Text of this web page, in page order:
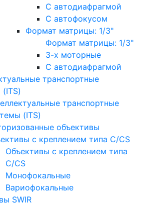
С автодиафрагмой
С автофокусом
Формат матрицы: 1/3"
Формат матрицы: 1/3"
3-х моторные
С автодиафрагмой
транспортные
транспортные
(ITS)
объективы
с креплением типа C/CS
Объективы с креплением типа
C/CS
Монофокальные
Вариофокальные
SWIR